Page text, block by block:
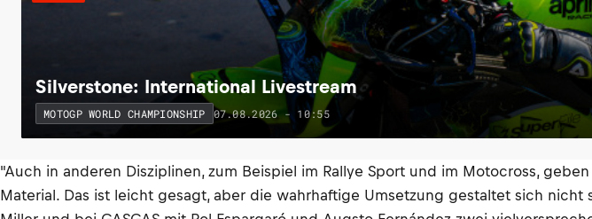
Silverstone: International Livestream
MOTOGP WORLD CHAMPIONSHIP 07.08.2026 - 10:55
"Auch in anderen Disziplinen, zum Beispiel im Rallye Sport und im Motocross,
Material. Das ist leicht gesagt, aber die wahrhaftige Umsetzung gestaltet sich